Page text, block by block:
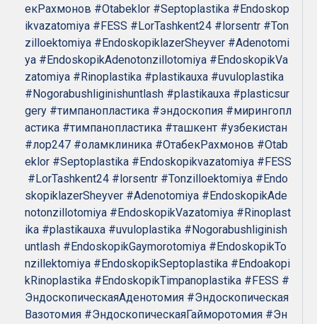
екРахмонов #Otabeklor #Septoplastika #Endoskop
ikvazatomiya #FESS #LorTashkent24 #lorsentr #Ton
zilloektomiya #EndoskopiklazerSheyver #Adenotomi
ya #EndoskopikAdenotonzillotomiya #EndoskopikVa
zatomiya #Rinoplastika #plastikauxa #uvuloplastika
#Nogorabushliginishuntlash #plastikauxa #plasticsur
gery #тимпанопластика #эндоскопия #мирингопл
астика #тимпанопластика #ташкент #узбекистан
#лор247 #оламклиника #ОтабекРахмонов #Otab
eklor #Septoplastika #Endoskopikvazatomiya #FESS
#LorTashkent24 #lorsentr #Tonzilloektomiya #Endo
skopiklazerSheyver #Adenotomiya #EndoskopikAde
notonzillotomiya #EndoskopikVazatomiya #Rinoplast
ika #plastikauxa #uvuloplastika #Nogorabushliginish
untlash #EndoskopikGaymorotomiya #EndoskopikTo
nzillektomiya #EndoskopikSeptoplastika #Endoakopi
kRinoplastika #EndoskopikTimpanoplastika #FESS #
ЭндоскопическаяАденотомия #Эндоскопическая
Вазотомия #ЭндоскопическаяГайморотомия #Эн